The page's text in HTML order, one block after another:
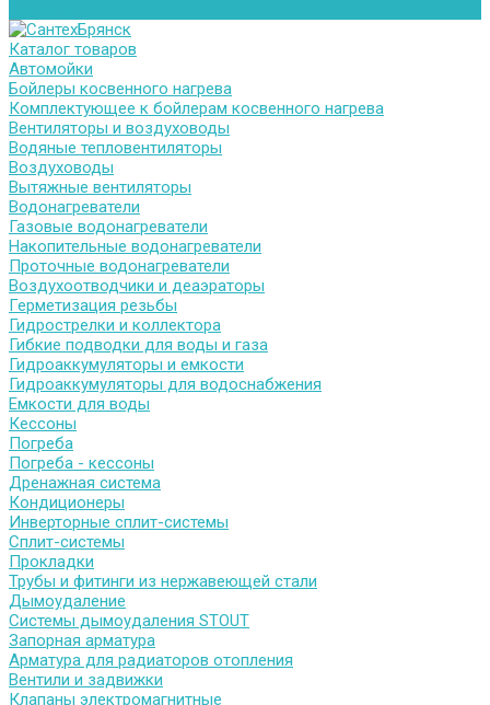
Каталог товаров
Автомойки
Бойлеры косвенного нагрева
Комплектующее к бойлерам косвенного нагрева
Вентиляторы и воздуховоды
Водяные тепловентиляторы
Воздуховоды
Вытяжные вентиляторы
Водонагреватели
Газовые водонагреватели
Накопительные водонагреватели
Проточные водонагреватели
Воздухоотводчики и деаэраторы
Герметизация резьбы
Гидрострелки и коллектора
Гибкие подводки для воды и газа
Гидроаккумуляторы и емкости
Гидроаккумуляторы для водоснабжения
Емкости для воды
Кессоны
Погреба
Погреба - кессоны
Дренажная система
Кондиционеры
Инверторные сплит-системы
Сплит-системы
Прокладки
Трубы и фитинги из нержавеющей стали
Дымоудаление
Системы дымоудаления STOUT
Запорная арматура
Арматура для радиаторов отопления
Вентили и задвижки
Клапаны электромагнитные